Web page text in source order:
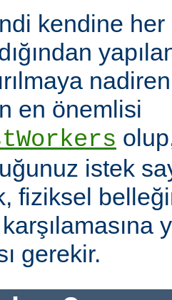
kendine
en önemlisi
istek
fiziksel
gerekir.